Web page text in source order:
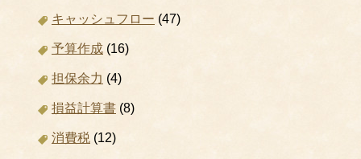
キャッシュフロー (47)
予算作成 (16)
担保余力 (4)
損益計算書 (8)
消費税 (12)